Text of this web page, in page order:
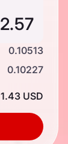
0.10513
0.10227
1.43 USD